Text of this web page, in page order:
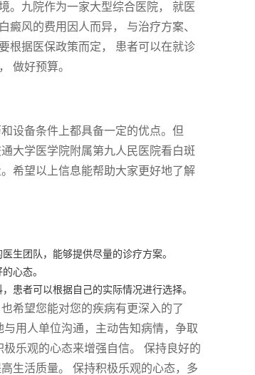
。九院作为一家大型综合医院， 就医
风的费用因人而异， 与治疗方案、
根据医保政策而定， 患者可以在就诊
做好预算。
设备条件上都具备一定的优点。但
大学医学院附属第九人民医院看白斑
希望以上信息能帮助大家更好地了解
生团队，能够提供尽量的诊疗方案。
心态。
患者可以根据自己的实际情况进行选择。
希望您能对您的疾病有更深入的了
用人单位沟通，主动告知病情，争取
乐观的心态来增强自信。 保持良好的
生活质量。 保持积极乐观的心态，多